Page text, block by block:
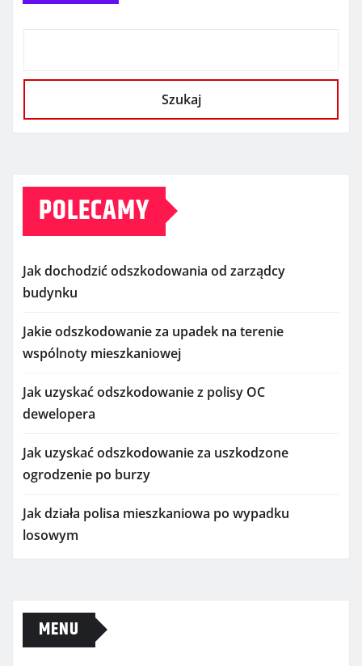
Szukaj
POLECAMY
Jak dochodzić odszkodowania od zarządcy
budynku
Jakie odszkodowanie za upadek na terenie
wspólnoty mieszkaniowej
Jak uzyskać odszkodowanie z polisy OC
dewelopera
Jak uzyskać odszkodowanie za uszkodzone
ogrodzenie po burzy
Jak działa polisa mieszkaniowa po wypadku
losowym
MENU